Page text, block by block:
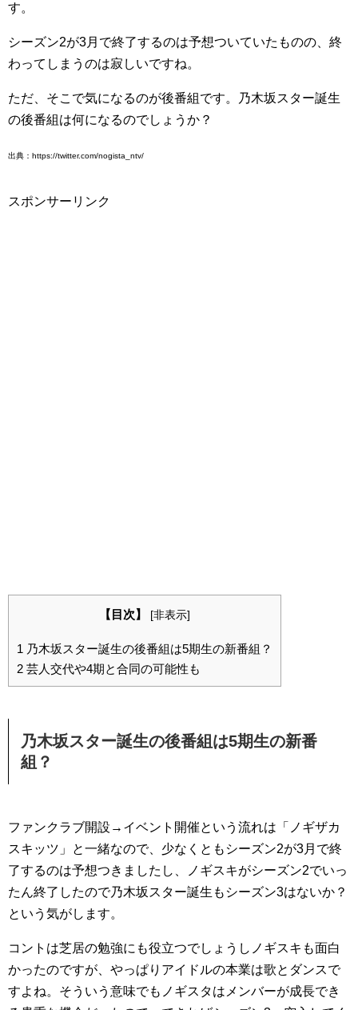
す。
シーズン2が3月で終了するのは予想ついていたものの、終
わってしまうのは寂しいですね。
ただ、そこで気になるのが後番組です。乃木坂スター誕生
の後番組は何になるのでしょうか？
出典：https://twitter.com/nogista_ntv/
スポンサーリンク
【目次】 [非表示]
1 乃木坂スター誕生の後番組は5期生の新番組？
2 芸人交代や4期と合同の可能性も
乃木坂スター誕生の後番組は5期生の新番
組？
ファンクラブ開設→イベント開催という流れは「ノギザカ
スキッツ」と一緒なので、少なくともシーズン2が3月で終
了するのは予想つきましたし、ノギスキがシーズン2でいっ
たん終了したので乃木坂スター誕生もシーズン3はないか？
という気がします。
コントは芝居の勉強にも役立つでしょうしノギスキも面白
かったのですが、やっぱりアイドルの本業は歌とダンスで
すよね。そういう意味でもノギスタはメンバーが成長でき